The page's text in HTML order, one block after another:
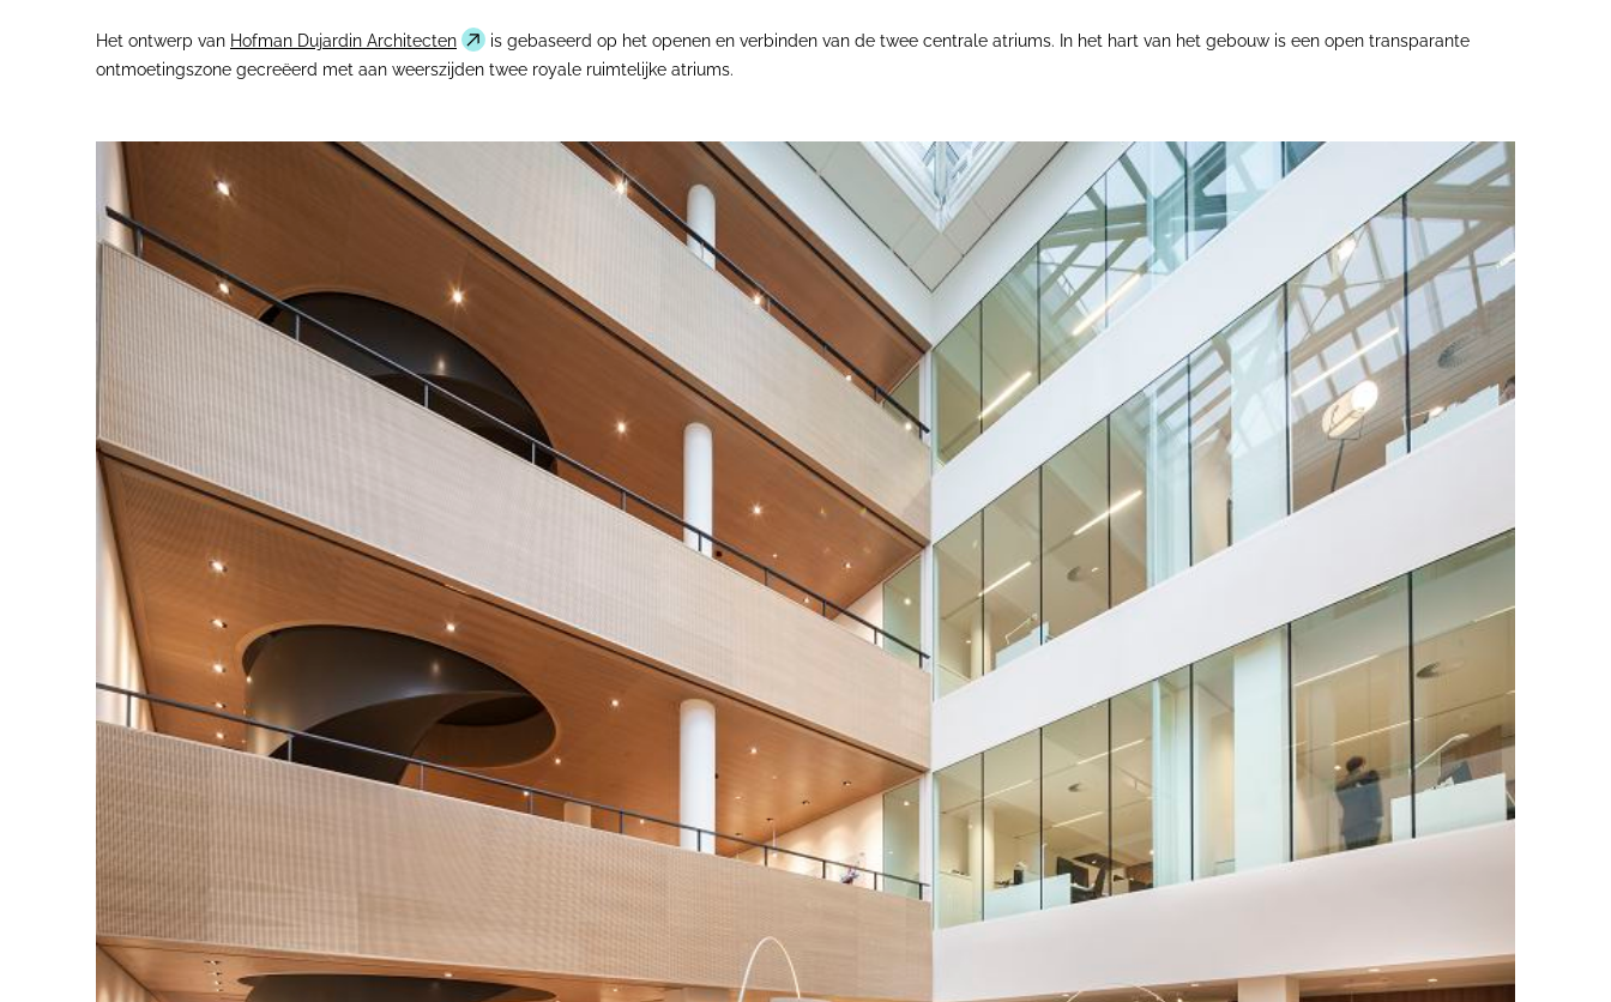
Het ontwerp van Hofman Dujardin Architecten
is gebaseerd op het openen en verbinden van de twee centrale atriums. In het hart van het gebouw is een open transparante
ontmoetingszone gecreëerd met aan weerszijden twee royale ruimtelijke atriums.